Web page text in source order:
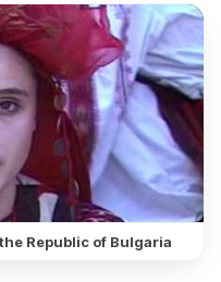
Republic of Bulgaria